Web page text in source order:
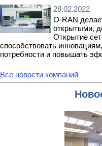
28.02.2022
O-RAN
открытыми,
Открытие
способствовать
потребности и повышать
Все новости компаний